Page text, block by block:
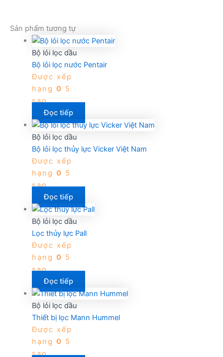
Sản phẩm tương tự
Bộ lỏi lọc dầu
Bộ lỏi lọc nước Pentair
Được xếp
hạng 0 5
sao
Đọc tiếp
Bộ lỏi lọc dầu
Bộ lỏi lọc thủy lực Vicker Việt Nam
Được xếp
hạng 0 5
sao
Đọc tiếp
Bộ lỏi lọc dầu
Lọc thủy lực Pall
Được xếp
hạng 0 5
sao
Đọc tiếp
Bộ lỏi lọc dầu
Thiết bị lọc Mann Hummel
Được xếp
hạng 0 5
sao